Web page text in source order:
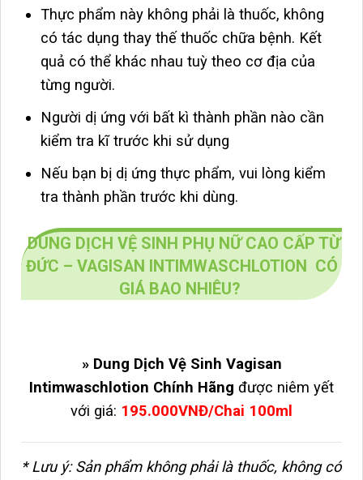
Thực phẩm này không phải là thuốc, không
có tác dụng thay thế thuốc chữa bệnh. Kết
quả có thể khác nhau tuỳ theo cơ địa của
từng người.
Người dị ứng với bất kì thành phần nào cần
kiểm tra kĩ trước khi sử dụng
Nếu bạn bị dị ứng thực phẩm, vui lòng kiểm
tra thành phần trước khi dùng.
DUNG DỊCH VỆ SINH PHỤ NỮ CAO CẤP TỪ
ĐỨC – VAGISAN INTIMWASCHLOTION CÓ
GIÁ BAO NHIÊU?
» Dung Dịch Vệ Sinh Vagisan
Intimwaschlotion Chính Hãng được niêm yết
với giá: 195.000VNĐ/Chai 100ml
* Lưu ý: Sản phẩm không phải là thuốc, không có